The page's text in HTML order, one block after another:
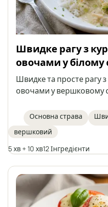
Швидке рагу з
овочами у білому
Швидке та просте рагу з
овочами у вершковому
швидкого обіду,
або картоплею.
Основна страва
вершковий
5 хв + 10 хв12 Інгредієнти